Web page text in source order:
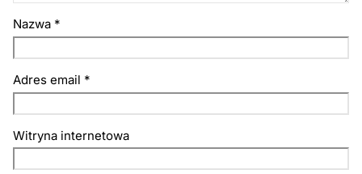
Nazwa *
Adres email *
Witryna internetowa